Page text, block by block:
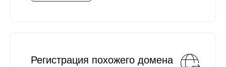
Регистрация похожего домена